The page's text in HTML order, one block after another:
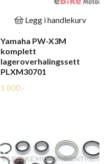
Legg i handlekurv
Yamaha PW-X3M
komplett
lageroverhalingssett
PLXM30701
1 800,-